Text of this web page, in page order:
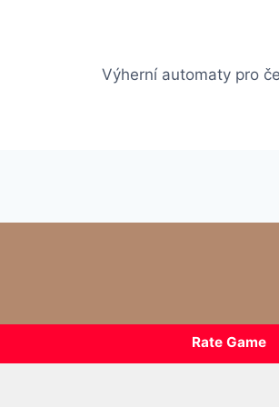
Výherní automaty pro
Rate Game